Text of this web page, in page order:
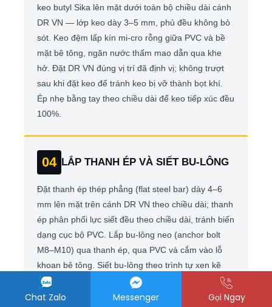
keo butyl Sika lên mặt dưới toàn bộ chiều dài cánh
DR VN — lớp keo dày 3–5 mm, phủ đều không bỏ
sót. Keo đệm lấp kín mi-cro rỗng giữa PVC và bề
mặt bê tông, ngăn nước thấm mao dẫn qua khe
hở. Đặt DR VN đúng vị trí đã định vị; không trượt
sau khi đặt keo để tránh keo bị vỡ thành bọt khí.
Ép nhẹ bằng tay theo chiều dài để keo tiếp xúc đều
100%.
04 LẮP THANH ÉP VÀ SIẾT BU-LÔNG
Đặt thanh ép thép phẳng (flat steel bar) dày 4–6
mm lên mặt trên cánh DR VN theo chiều dài; thanh
ép phân phối lực siết đều theo chiều dài, tránh biến
dạng cục bộ PVC. Lắp bu-lông neo (anchor bolt
M8–M10) qua thanh ép, qua PVC và cắm vào lỗ
khoan bê tông. Siết bu-lông theo trình tự xen kẽ
(không siết tuần tự từ đầu đến cuối) đến lực mô
men25–35 N·m
. Kiểm tra mép cánh DR VN: keo
Chat Zalo Messenger Gọi Ngay